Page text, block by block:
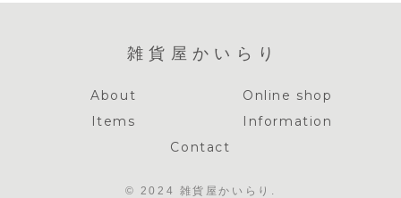
雑貨屋かいらり
About
Online shop
Items
Information
Contact
© 2024 雑貨屋かいらり.